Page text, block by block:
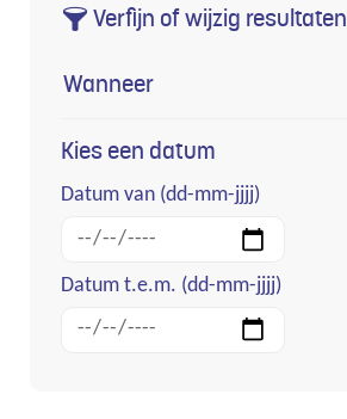
Verfijn of wijzig resultaten
Wanneer
Kies een datum
Datum van (dd-mm-jjjj)
Datum t.e.m. (dd-mm-jjjj)